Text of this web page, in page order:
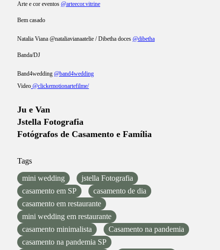
Arte e cor eventos @arteecor.vitrine
Bem casado
Natalia Viana @nataliavianaatelie / Dibetha doces @dibetha
Banda/DJ
Band4wedding @band4wedding
Video @clickemotionartefilme/
Ju e Van
Jstella Fotografia
Fotógrafos de Casamento e Família
Tags
mini wedding
jstella Fotografia
casamento em SP
casamento de dia
casamento em restaurante
mini wedding em restaurante
casamento minimalista
Casamento na pandemia
casamento na pandemia SP